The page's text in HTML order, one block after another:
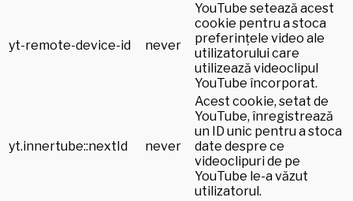
yt-remote-device-id never
YouTube setează acest
cookie pentru a stoca
preferințele video ale
utilizatorului care
utilizează videoclipul
YouTube încorporat.
yt.innertube::nextId never
Acest cookie, setat de
YouTube, înregistrează
un ID unic pentru a stoca
date despre ce
videoclipuri de pe
YouTube le-a văzut
utilizatorul.